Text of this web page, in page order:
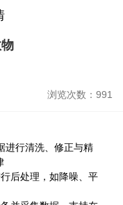
浏览次数：991
进行清洗、修正与精
后处理，如降噪、平